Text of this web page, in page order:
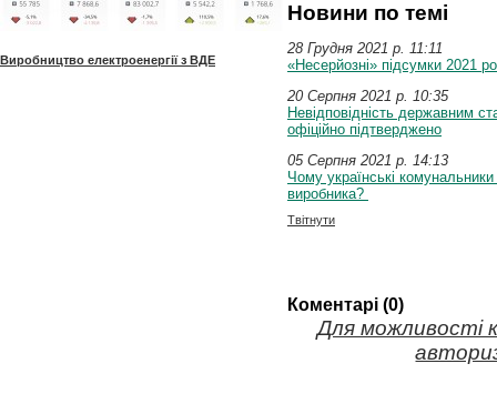
Виробництво електроенергії з ВДЕ
Новини по темі
28 Грудня 2021 p. 11:11
«Несерйозні» підсумки 2021
20 Серпня 2021 p. 10:35
Невідповідність державним
офіційно підтверджено
05 Серпня 2021 p. 14:13
Чому українські
виробника?
Твітнути
Коментарі (0)
Для можливості